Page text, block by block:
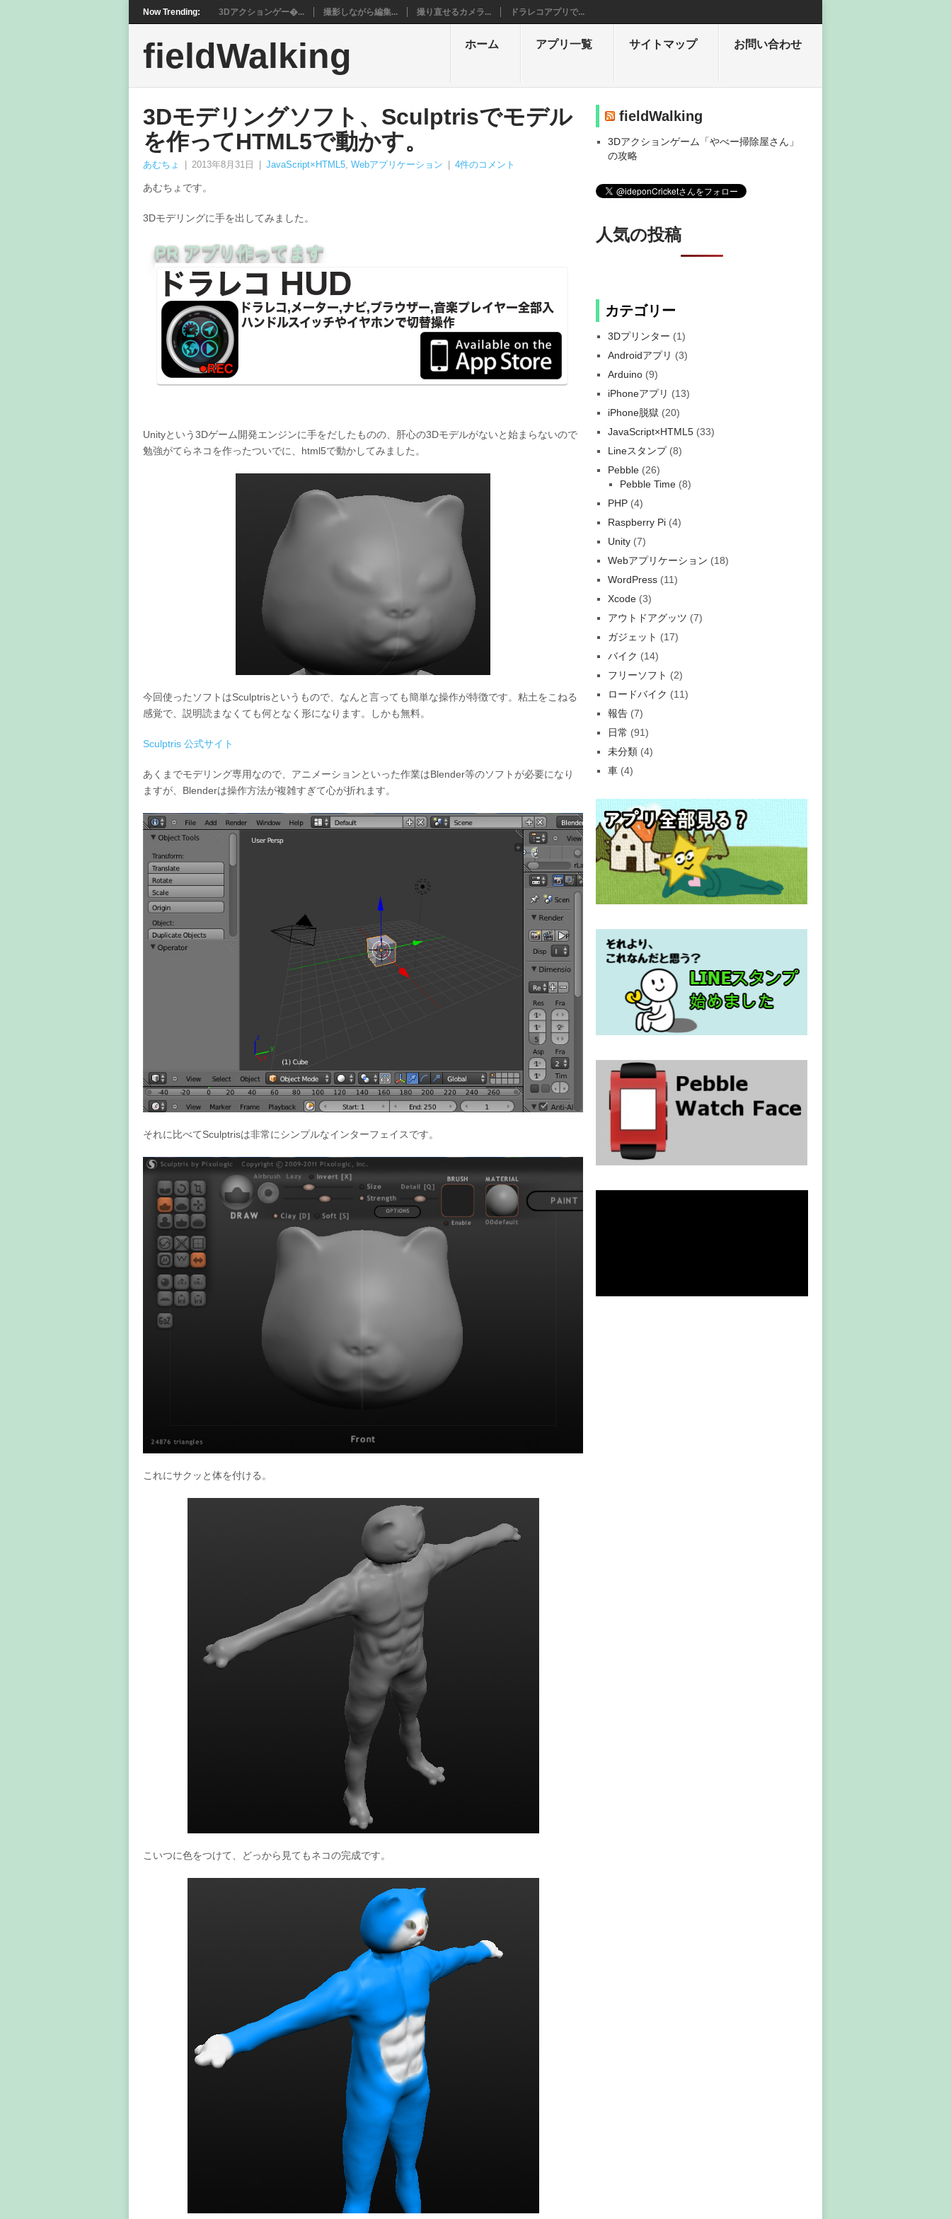
Now Trending: 3Dアクションゲー�... 撮影しながら編集... 撮り直せるカメラ... ドラレコアプリで...
fieldWalking ホーム アプリ一覧 サイトマップ お問い合わせ
3Dモデリングソフト、Sculptrisでモデル
を作ってHTML5で動かす。
あむちょ 2013年8月31日 JavaScript×HTML5, Webアプリケーション 4件のコメント
あむちょです。
3Dモデリングに手を出してみました。
PR アプリ作ってます
Unityという3Dゲーム開発エンジンに手をだしたものの、肝心の3Dモデルがないと始まらないので
勉強がてらネコを作ったついでに、html5で動かしてみました。
今回使ったソフトはSculptrisというもので、なんと言っても簡単な操作が特徴です。粘土をこねる
感覚で、説明読まなくても何となく形になります。しかも無料。
Sculptris 公式サイト
あくまでモデリング専用なので、アニメーションといった作業はBlender等のソフトが必要になり
ますが、Blenderは操作方法が複雑すぎて心が折れます。
それに比べてSculptrisは非常にシンプルなインターフェイスです。
これにサクッと体を付ける。
こいつに色をつけて、どっから見てもネコの完成です。
fieldWalking
3Dアクションゲーム「やべー掃除屋さん」
の攻略
人気の投稿
カテゴリー
3Dプリンター (1)
Androidアプリ (3)
Arduino (9)
iPhoneアプリ (13)
iPhone脱獄 (20)
JavaScript×HTML5 (33)
Lineスタンプ(8)
Pebble (26)
Pebble Time (8)
PHP (4)
Raspberry Pi (4)
Unity (7)
Webアプリケーション (18)
WordPress (11)
Xcode (3)
アウトドアグッツ (7)
ガジェット (17)
バイク (14)
フリーソフト (2)
ロードバイク (11)
報告 (7)
日常 (91)
未分類 (4)
車 (4)